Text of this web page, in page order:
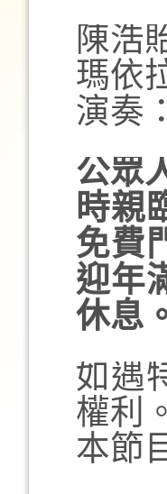
陳浩
瑪依
演奏
公眾
時親
免費
迎年
休息。
如遇
權利。
本節